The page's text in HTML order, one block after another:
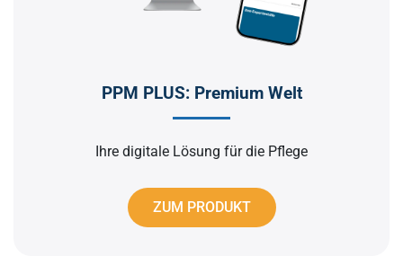
PPM PLUS: Premium Welt
Ihre digitale Lösung für die Pflege
ZUM PRODUKT